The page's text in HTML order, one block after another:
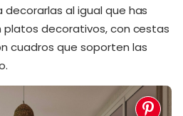
al igual que has
platos decorativos, con cestas
cuadros que soporten las